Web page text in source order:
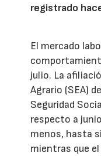
registrado
El mercado
julio. La
Agrario (SEA)
Seguridad
respecto a
menos, hasta
mientras que